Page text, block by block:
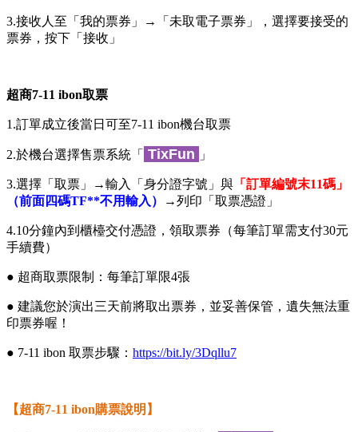
3.接收人至「我的票券」→「未取電子票券」，選擇要接受的
票券，按下「接收」
超商7-11 ibon取票
1.訂單成立後當日可至7-11 ibon機台取票
2.於機台選擇售票系統「 TixFun 」
3.選擇「取票」→輸入「身分證字號」與 「訂單編號末11碼」
（前面四碼TF**不用輸入）
→列印「取票憑證」
4.10分鐘內到櫃檯交付憑證，領取票券（每筆訂單需支付30元
手續費）
● 超商取票限制：每筆訂單限4張
● 建議您於演出三天前將取出票券，並妥善保管，遺失無法重
印票券喔！
● 7-11 ibon 取票步驟： https://bit.ly/3Dqllu7
【超商7-11 ibon購票說明】